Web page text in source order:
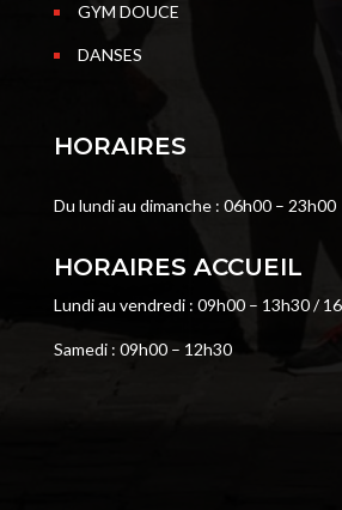
GYM DOUCE
DANSES
HORAIRES
Du lundi au dimanche : 06h00 – 23h00
HORAIRES ACCUEIL
Lundi au vendredi : 09h00 – 13h30 /
Samedi : 09h00 – 12h30